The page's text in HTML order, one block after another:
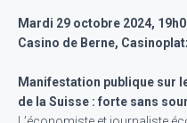
Mardi 29 octobre 2024,
Casino de Berne,
Manifestation publique sur
de la Suisse : forte sans